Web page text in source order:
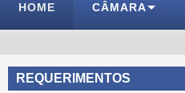
HOME CÂMARA
REQUERIMENTOS